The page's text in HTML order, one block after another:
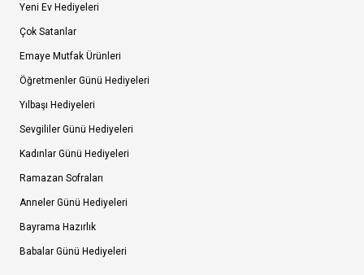
Yeni Ev Hediyeleri
Çok Satanlar
Emaye Mutfak Ürünleri
Öğretmenler Günü Hediyeleri
Yılbaşı Hediyeleri
Sevgililer Günü Hediyeleri
Kadınlar Günü Hediyeleri
Ramazan Sofraları
Anneler Günü Hediyeleri
Bayrama Hazırlık
Babalar Günü Hediyeleri